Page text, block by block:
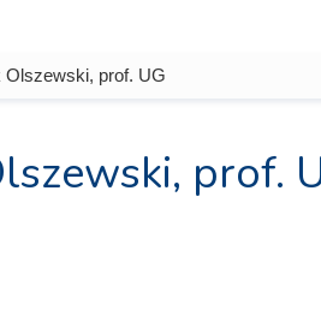
prof. UG
prof.